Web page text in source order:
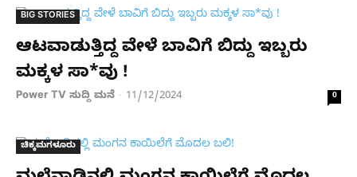
BIG STORIES
ಆಟವಾಡುತ್ತಿದ್ದ ವೇಳೆ ಬಾವಿಗೆ ಬಿದ್ದು ಇಬ್ಬರು
ಮಕ್ಕಳ ಸಾ*ವು !
Power TV ಸುದ್ದಿ ಮನೆ - 11/12/2024 0
ಚಿಕ್ಕಮಗಳೂರು